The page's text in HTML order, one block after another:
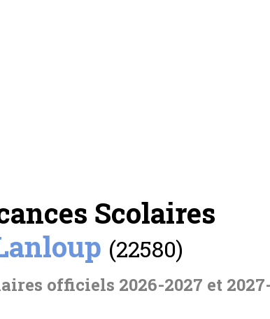
Scolaires
(22580)
officiels 2026-2027 et